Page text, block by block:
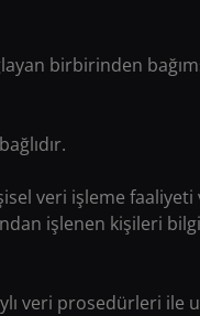
birbirinden
veri işleme
işlenen kişileri
veri prosedürleri ile